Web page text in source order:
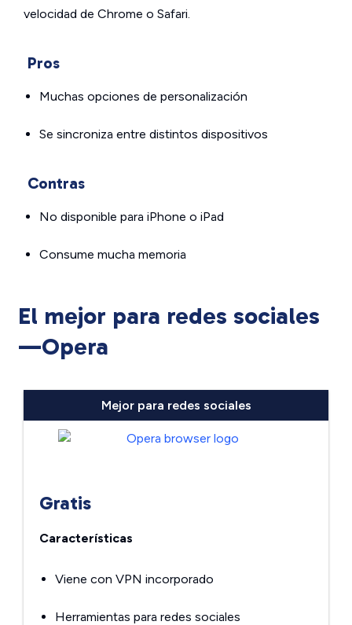
velocidad de Chrome o Safari.
Pros
Muchas opciones de personalización
Se sincroniza entre distintos dispositivos
Contras
No disponible para iPhone o iPad
Consume mucha memoria
El mejor para redes sociales
—Opera
Mejor para redes sociales
Gratis
Características
Viene con VPN incorporado
Herramientas para redes sociales